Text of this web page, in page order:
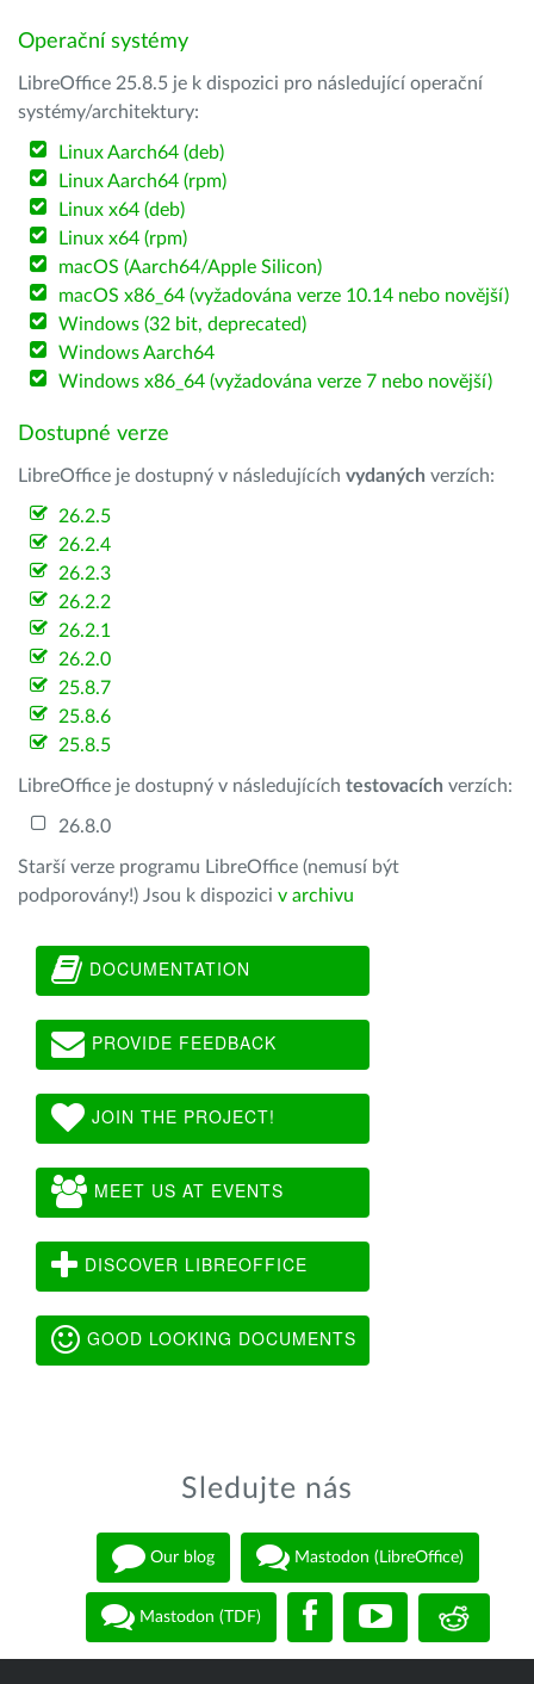
Operační systémy
LibreOffice 25.8.5 je k dispozici pro následující operační
systémy/architektury:
Linux Aarch64 (deb)
Linux Aarch64 (rpm)
Linux x64 (deb)
Linux x64 (rpm)
macOS (Aarch64/Apple Silicon)
macOS x86_64 (vyžadována verze 10.14 nebo novější)
Windows (32 bit, deprecated)
Windows Aarch64
Windows x86_64 (vyžadována verze 7 nebo novější)
Dostupné verze
LibreOffice je dostupný v následujících vydaných verzích:
26.2.5
26.2.4
26.2.3
26.2.2
26.2.1
26.2.0
25.8.7
25.8.6
25.8.5
LibreOffice je dostupný v následujících testovacích verzích:
26.8.0
Starší verze programu LibreOffice (nemusí být
podporovány!) Jsou k dispozici v archivu
DOCUMENTATION
PROVIDE FEEDBACK
JOIN THE PROJECT!
MEET US AT EVENTS
DISCOVER LIBREOFFICE
GOOD LOOKING DOCUMENTS
Sledujte nás
Our blog Mastodon (LibreOffice)
Mastodon (TDF)